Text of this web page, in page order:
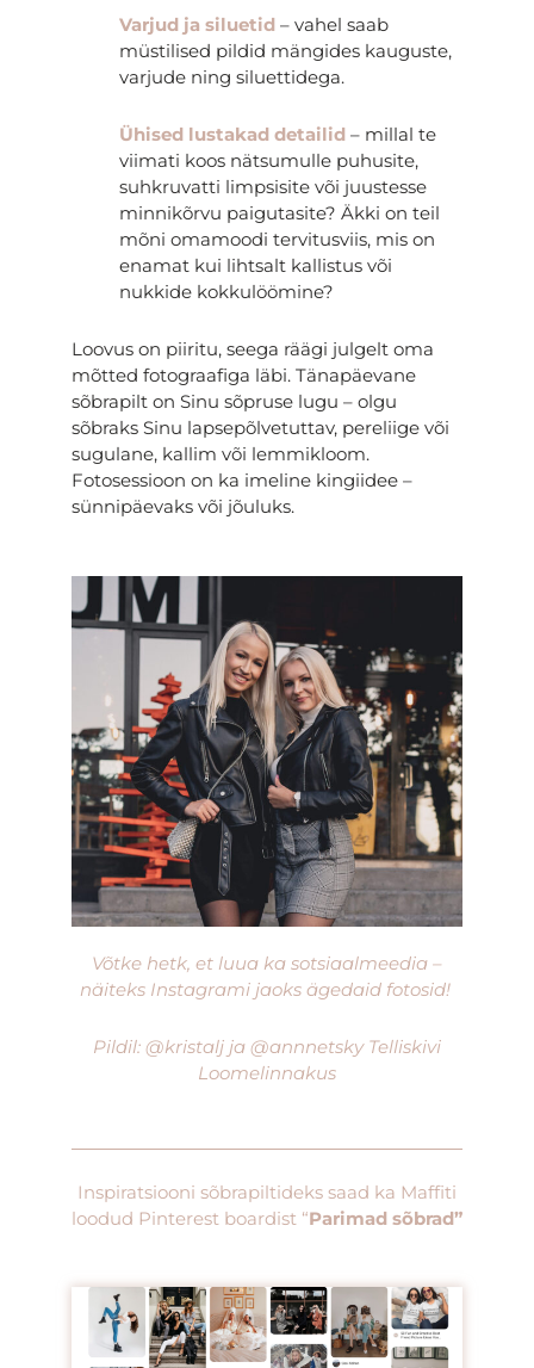
Varjud ja siluetid – vahel saab
müstilised pildid mängides kauguste,
varjude ning siluettidega.
Ühised lustakad detailid – millal te
viimati koos nätsumulle puhusite,
suhkruvatti limpsisite või juustesse
minnikõrvu paigutasite? Äkki on teil
mõni omamoodi tervitusviis, mis on
enamat kui lihtsalt kallistus või
nukkide kokkulöömine?
Loovus on piiritu, seega räägi julgelt oma
mõtted fotograafiga läbi. Tänapäevane
sõbrapilt on Sinu sõpruse lugu – olgu
sõbraks Sinu lapsepõlvetuttav, pereliige või
sugulane, kallim või lemmikloom.
Fotosessioon on ka imeline kingiidee –
sünnipäevaks või jõuluks.
Võtke hetk, et luua ka sotsiaalmeedia –
näiteks Instagrami jaoks ägedaid fotosid!
Pildil: @kristalj ja @annnetsky Telliskivi
Loomelinnakus
Inspiratsiooni sõbrapiltideks saad ka Maffiti
loodud Pinterest boardist “Parimad sõbrad”